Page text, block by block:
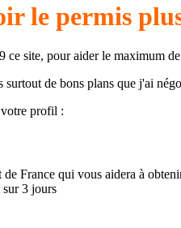
le permis
site, pour aider le maximum
de bons plans que j'ai
profil :
de France qui vous aidera à
sur 3 jours